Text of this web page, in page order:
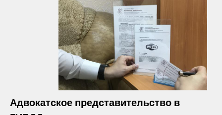
Адвокатское представительство в